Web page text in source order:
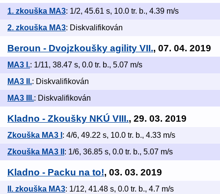
1. zkouška MA3: 1/2, 45.61 s, 10.0 tr. b., 4.39 m/s
2. zkouška MA3: Diskvalifikován
Beroun - Dvojzkoušky agility VII., 07. 04. 2019
MA3 I.: 1/11, 38.47 s, 0.0 tr. b., 5.07 m/s
MA3 II.: Diskvalifikován
MA3 III.: Diskvalifikován
Kladno - Zkoušky NKÚ VIII., 29. 03. 2019
Zkouška MA3 I : 4/6, 49.22 s, 10.0 tr. b., 4.33 m/s
Zkouška MA3 II : 1/6, 36.85 s, 0.0 tr. b., 5.07 m/s
Kladno - Packu na to!, 03. 03. 2019
II. zkouška MA3: 1/12, 41.48 s, 0.0 tr. b., 4.7 m/s